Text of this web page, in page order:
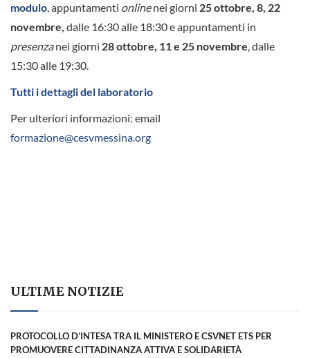
modulo, appuntamenti onlinenei giorni 25 ottobre, 8, 22
novembre, dalle 16:30 alle 18:30 e appuntamenti in
presenzanei giorni 28 ottobre, 11 e 25 novembre, dalle
15:30 alle 19:30.
Tutti i dettagli del laboratorio
Per ulteriori informazioni: email
formazione@cesvmessina.org
ULTIME NOTIZIE
PROTOCOLLO D’INTESA TRA IL MINISTERO E CSVNET ETS PER
PROMUOVERE CITTADINANZA ATTIVA E SOLIDARIETÀ